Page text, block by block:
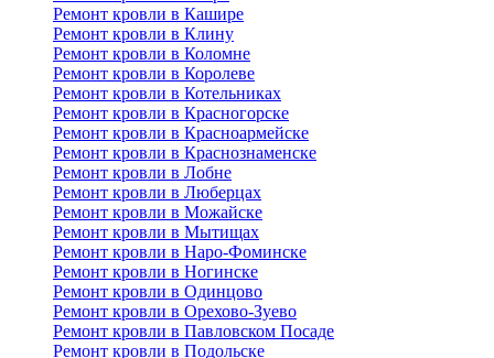
Ремонт кровли в Кашире
Ремонт кровли в Клину
Ремонт кровли в Коломне
Ремонт кровли в Королеве
Ремонт кровли в Котельниках
Ремонт кровли в Красногорске
Ремонт кровли в Красноармейске
Ремонт кровли в Краснознаменске
Ремонт кровли в Лобне
Ремонт кровли в Люберцах
Ремонт кровли в Можайске
Ремонт кровли в Мытищах
Ремонт кровли в Наро-Фоминске
Ремонт кровли в Ногинске
Ремонт кровли в Одинцово
Ремонт кровли в Орехово-Зуево
Ремонт кровли в Павловском Посаде
Ремонт кровли в Подольске